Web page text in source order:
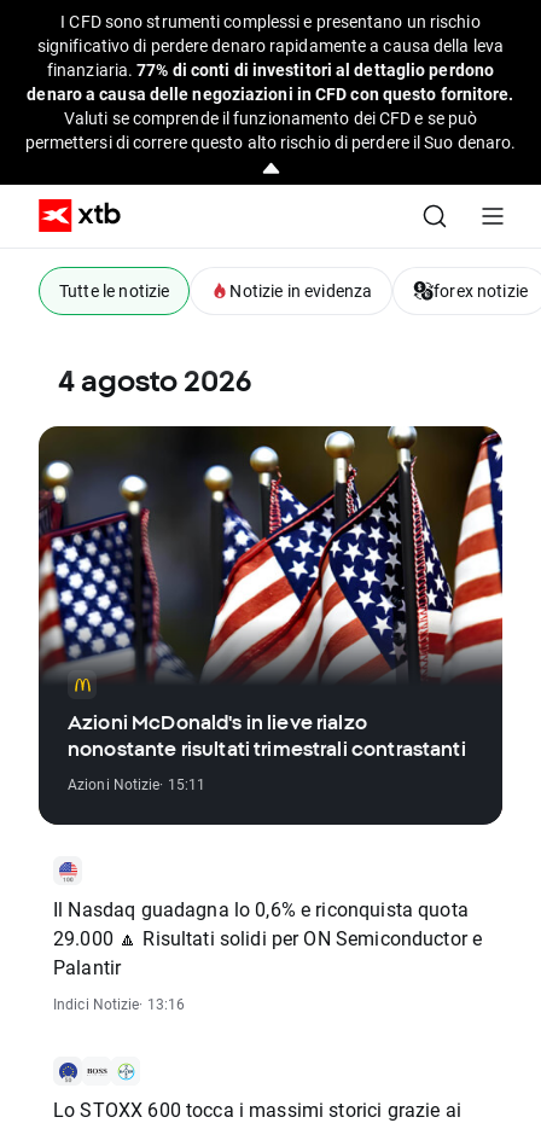
I CFD sono strumenti complessi e presentano un rischio
significativo di perdere denaro rapidamente a causa della leva
finanziaria.77% di conti di investitori al dettaglio perdono
denaro a causa delle negoziazioni in CFD con questo fornitore.
Valuti se comprende il funzionamento dei CFD e se può
permettersi di correre questo alto rischio di perdere il Suo denaro.
Tutte le notizie Notizie in evidenza forex notizie
4 agosto 2026
Azioni McDonald's in lieve rialzo
nonostante risultati trimestrali contrastanti
Azioni Notizie· 15:11
Il Nasdaq guadagna lo 0,6% e riconquista quota
29.000 🔼 Risultati solidi per ON Semiconductor e
Palantir
Indici Notizie· 13:16
Lo STOXX 600 tocca i massimi storici grazie ai